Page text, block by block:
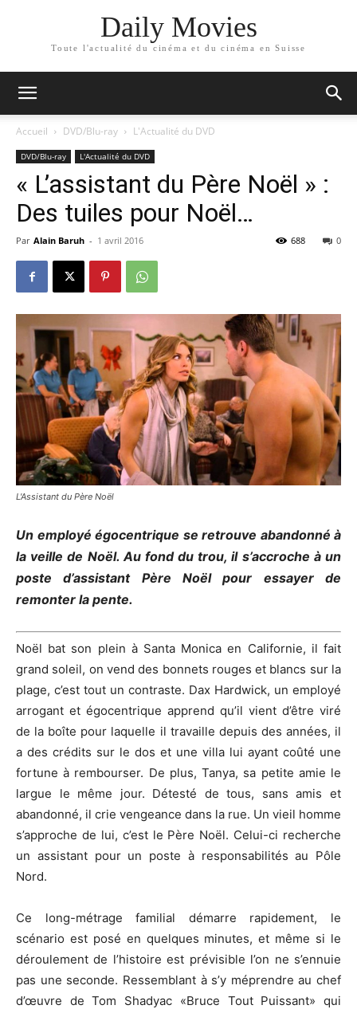
Daily Movies
Toute l'actualité du cinéma et du cinéma en Suisse
Accueil DVD/Blu-ray L'Actualité du DVD
DVD/Blu-ray L'Actualité du DVD
« L’assistant du Père Noël » :
Des tuiles pour Noël…
Par Alain Baruh - 1 avril 2016 0
688
L'Assistant du Père Noël
Un employé égocentrique se retrouve abandonné à
la veille de Noël. Au fond du trou, il s’accroche à un
poste d’assistant Père Noël pour essayer de
remonter la pente.
Noël bat son plein à Santa Monica en Californie, il fait
grand soleil, on vend des bonnets rouges et blancs sur la
plage, c’est tout un contraste. Dax Hardwick, un employé
arrogant et égocentrique apprend qu’il vient d’être viré
de la boîte pour laquelle il travaille depuis des années, il
a des crédits sur le dos et une villa lui ayant coûté une
fortune à rembourser. De plus, Tanya, sa petite amie le
largue le même jour. Détesté de tous, sans amis et
abandonné, il crie vengeance dans la rue. Un vieil homme
s’approche de lui, c’est le Père Noël. Celui-ci recherche
un assistant pour un poste à responsabilités au Pôle
Nord.
Ce long-métrage familial démarre rapidement, le
scénario est posé en quelques minutes, et même si le
déroulement de l’histoire est prévisible l’on ne s’ennuie
pas une seconde. Ressemblant à s’y méprendre au chef
d’œuvre de Tom Shadyac «Bruce Tout Puissant» qui